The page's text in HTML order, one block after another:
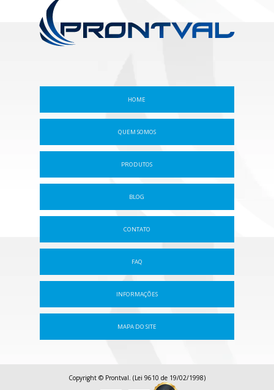
HOME
QUEM SOMOS
PRODUTOS
BLOG
CONTATO
FAQ
INFORMAÇÕES
MAPA DO SITE
Copyright © Prontval. (Lei 9610 de 19/02/1998)